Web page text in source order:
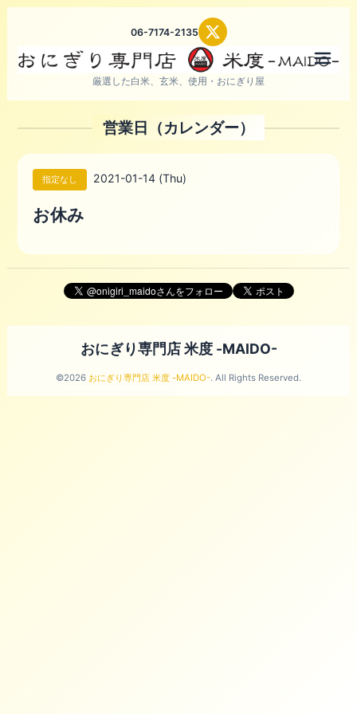
06-7174-2135
厳選した白米、玄米、使用・おにぎり屋
営業日（カレンダー）
指定なし 2021-01-14 (Thu)
お休み
おにぎり専門店 米度 -MAIDO-
©2026 おにぎり専門店 米度 -MAIDO-. All Rights Reserved.